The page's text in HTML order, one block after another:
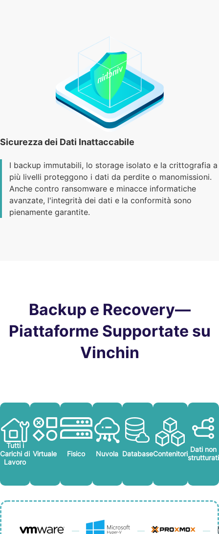
Sicurezza dei Dati Inattaccabile
I backup immutabili, lo storage isolato e la crittografia a
più livelli proteggono i dati da perdite o manomissioni.
Anche contro ransomware e minacce informatiche
avanzate, l'integrità dei dati e la conformità sono
pienamente garantite.
Backup e Recovery—
Piattaforme Supportate su
Vinchin
Tutti i
Carichi di
Lavoro
Virtuale Fisico Nuvola DatabaseContenitori Dati non
strutturati